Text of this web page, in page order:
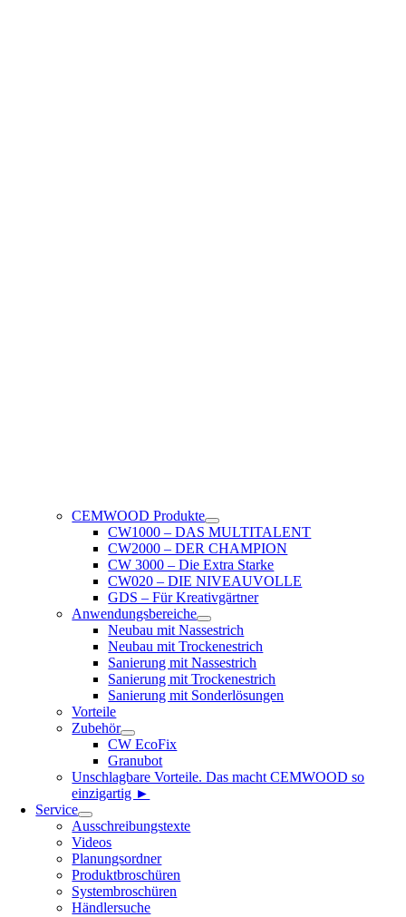
CEMWOOD Produkte
CW1000 – DAS MULTITALENT
CW2000 – DER CHAMPION
CW 3000 – Die Extra Starke
CW020 – DIE NIVEAUVOLLE
GDS – Für Kreativgärtner
Anwendungsbereiche
Neubau mit Nassestrich
Neubau mit Trockenestrich
Sanierung mit Nassestrich
Sanierung mit Trockenestrich
Sanierung mit Sonderlösungen
Vorteile
Zubehör
CW EcoFix
Granubot
Unschlagbare Vorteile. Das macht CEMWOOD so
einzigartig ►
Service
Ausschreibungstexte
Videos
Planungsordner
Produktbroschüren
Systembroschüren
Händlersuche